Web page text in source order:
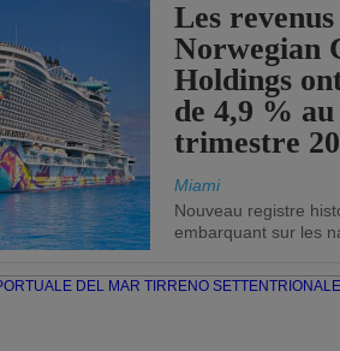
Les
Norwegian
Holdings
de 4,9 %
trimestre
Miami
Nouveau registre
embarquant sur les